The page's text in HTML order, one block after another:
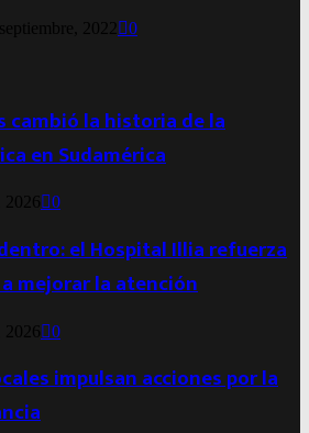
septiembre, 2022 0
cambió la historia de la
en Sudamérica
2026 0
el Hospital Illia refuerza
mejorar la atención
2026 0
impulsan acciones por la